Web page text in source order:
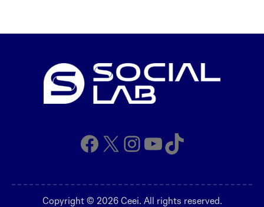
Facebook
X Instagram
YouTube
TikTok
Copyright © 2026 Ceei. All rights reserved.